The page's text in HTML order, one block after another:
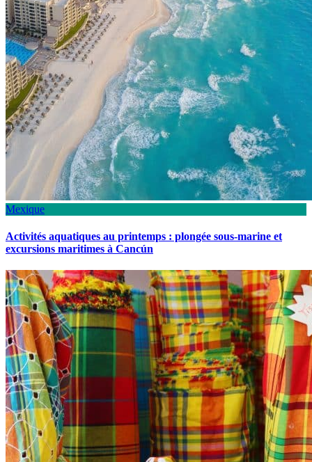
Mexique
Activités aquatiques au printemps : plongée sous-marine et
excursions maritimes à Cancún